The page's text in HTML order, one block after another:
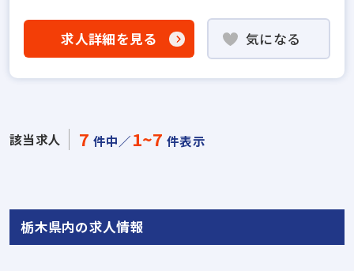
求人詳細を見る 気になる
該当求人 7 件中／1~7 件表示
栃木県内の求人情報